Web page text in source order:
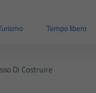
Tempo libero
Di Costruire